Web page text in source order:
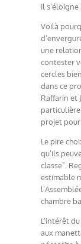
il
Voilà
une
contester
cercles
dans ce
Raffarin et
projet pour
Le pire
qu’ils
classe".
estimable
chambre
L’intérêt
aux